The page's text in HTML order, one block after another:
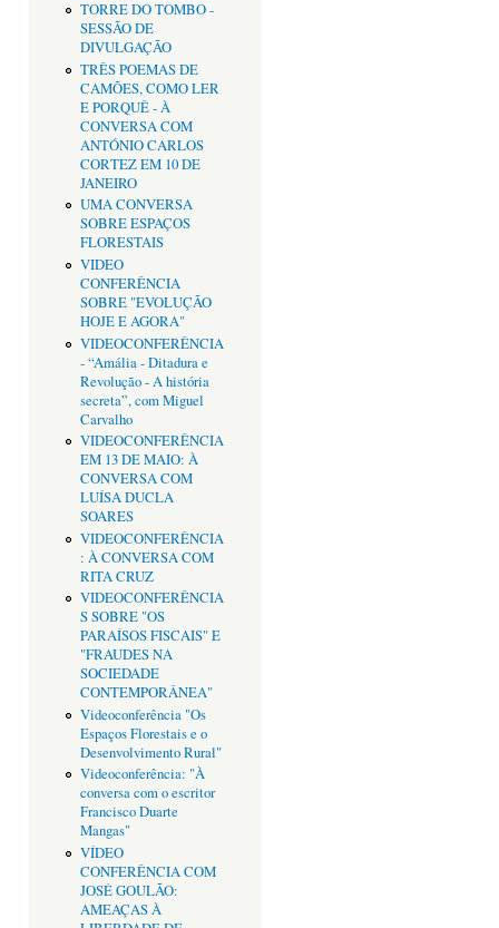
TORRE DO TOMBO -
SESSÃO DE
DIVULGAÇÃO
TRÊS POEMAS DE
CAMÕES, COMO LER
E PORQUÊ - À
CONVERSA COM
ANTÓNIO CARLOS
CORTEZ EM 10 DE
JANEIRO
UMA CONVERSA
SOBRE ESPAÇOS
FLORESTAIS
VIDEO
CONFERÊNCIA
SOBRE "EVOLUÇÃO
HOJE E AGORA"
VIDEOCONFERÊNCIA
- “Amália - Ditadura e
Revolução - A história
secreta”, com Miguel
Carvalho
VIDEOCONFERÊNCIA
EM 13 DE MAIO: À
CONVERSA COM
LUÍSA DUCLA
SOARES
VIDEOCONFERÊNCIA
: À CONVERSA COM
RITA CRUZ
VIDEOCONFERÊNCIA
S SOBRE "OS
PARAÍSOS FISCAIS" E
"FRAUDES NA
SOCIEDADE
CONTEMPORÂNEA"
Videoconferência "Os
Espaços Florestais e o
Desenvolvimento Rural"
Videoconferência: "À
conversa com o escritor
Francisco Duarte
Mangas"
VÍDEO
CONFERÊNCIA COM
JOSÉ GOULÃO:
AMEAÇAS À